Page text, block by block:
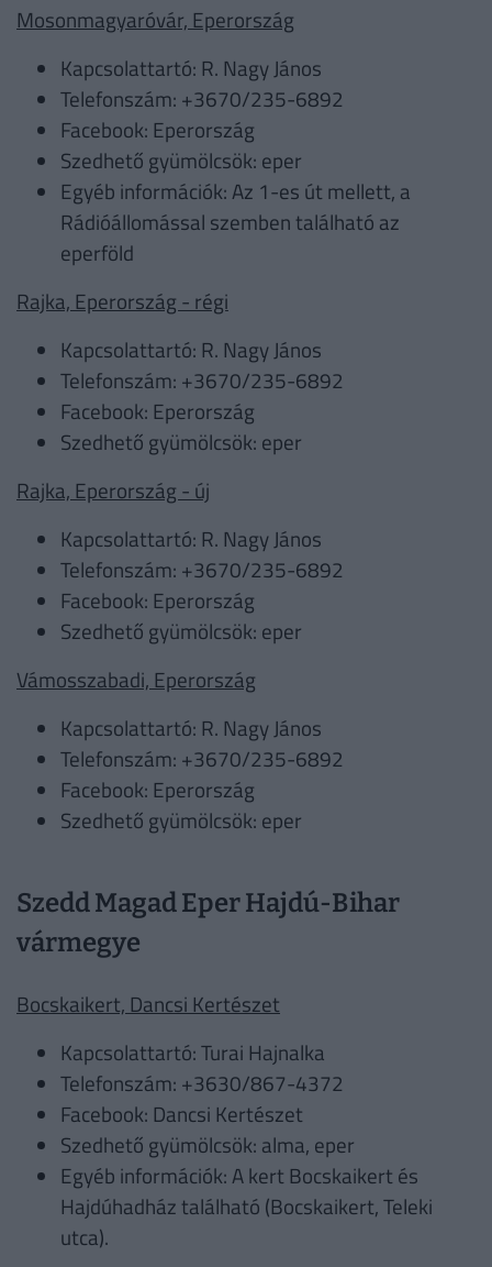
Mosonmagyaróvár, Eperország
Kapcsolattartó: R. Nagy János
Telefonszám: +3670/235-6892
Facebook: Eperország
Szedhető gyümölcsök: eper
Egyéb információk: Az 1-es út mellett, a
Rádióállomással szemben található az
eperföld
Rajka, Eperország - régi
Kapcsolattartó: R. Nagy János
Telefonszám: +3670/235-6892
Facebook: Eperország
Szedhető gyümölcsök: eper
Rajka, Eperország - új
Kapcsolattartó: R. Nagy János
Telefonszám: +3670/235-6892
Facebook: Eperország
Szedhető gyümölcsök: eper
Vámosszabadi, Eperország
Kapcsolattartó: R. Nagy János
Telefonszám: +3670/235-6892
Facebook: Eperország
Szedhető gyümölcsök: eper
Szedd Magad Eper Hajdú-Bihar
vármegye
Bocskaikert, Dancsi Kertészet
Kapcsolattartó: Turai Hajnalka
Telefonszám: +3630/867-4372
Facebook: Dancsi Kertészet
Szedhető gyümölcsök: alma, eper
Egyéb információk: A kert Bocskaikert és
Hajdúhadház található (Bocskaikert, Teleki
utca).